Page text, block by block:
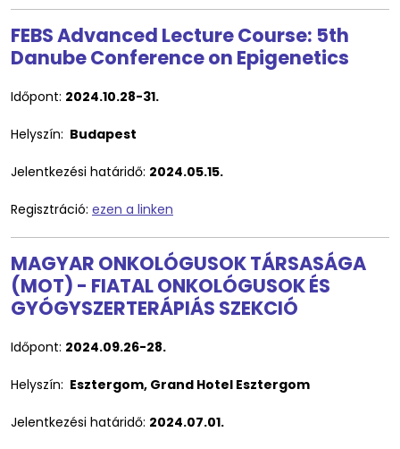
FEBS Advanced Lecture Course: 5th
Danube Conference on Epigenetics
Időpont: 2024.10.28-31.
Helyszín: Budapest
Jelentkezési határidő: 2024.05.15.
Regisztráció: ezen a linken
MAGYAR ONKOLÓGUSOK TÁRSASÁGA
(MOT) - FIATAL ONKOLÓGUSOK ÉS
GYÓGYSZERTERÁPIÁS SZEKCIÓ
Időpont: 2024.09.26-28.
Helyszín: Esztergom, Grand Hotel Esztergom
Jelentkezési határidő: 2024.07.01.